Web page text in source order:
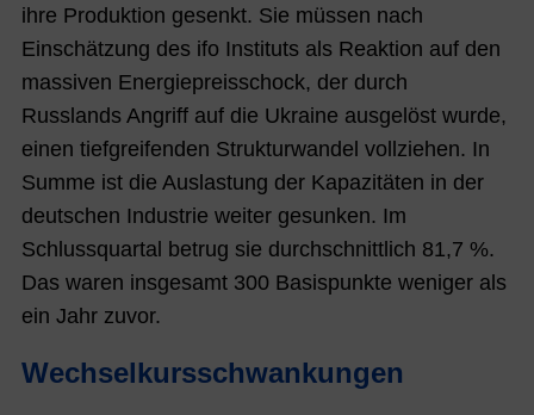
ihre Produktion gesenkt. Sie müssen nach
Einschätzung des ifo Instituts als Reaktion auf den
massiven Energiepreisschock, der durch
Russlands Angriff auf die Ukraine ausgelöst wurde,
einen tiefgreifenden Strukturwandel vollziehen. In
Summe ist die Auslastung der Kapazitäten in der
deutschen Industrie weiter gesunken. Im
Schlussquartal betrug sie durchschnittlich 81,7 %.
Das waren insgesamt 300 Basispunkte weniger als
ein Jahr zuvor.
Wechselkursschwankungen